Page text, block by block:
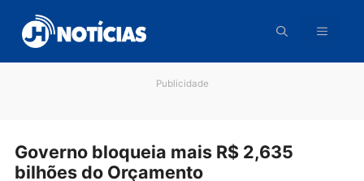
para
conteúdo
Governo bloqueia mais R$ 2,635